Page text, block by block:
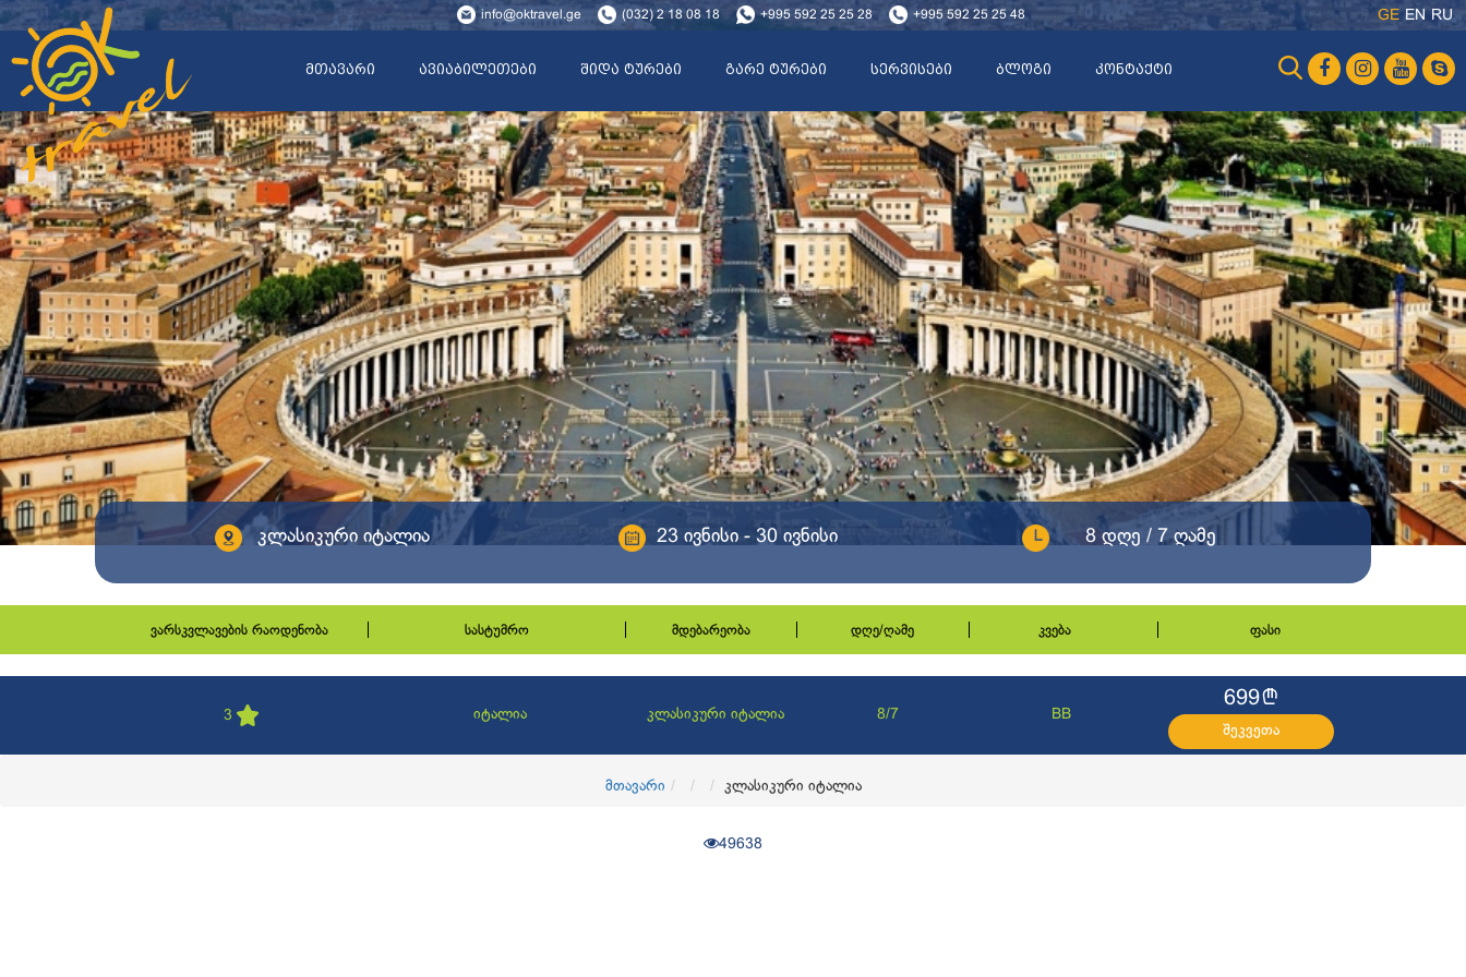
info@oktravel.ge (032) 2 18 08 18 +995 592 25 25 28 +995 592 25 25 48 GE EN RU
მთავარი ავიაბილეთები შიდა ტურები გარე ტურები სერვისები ბლოგი კონტაქტი
კლასიკური იტალია 23 ივნისი - 30 ივნისი 8 დღე / 7 ღამე
ვარსკვლავების რაოდენობა სასტუმრო მდებარეობა დღე/ღამე კვება ფასი
3 იტალია კლასიკური იტალია 8/7 BB
699l
შეკვეთა
მთავარი კლასიკური იტალია
49638